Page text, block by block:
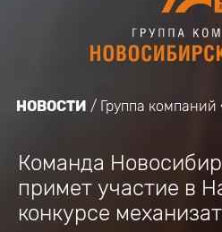
НОВОСТИ Группа
Команда
примет участие в
конкурсе